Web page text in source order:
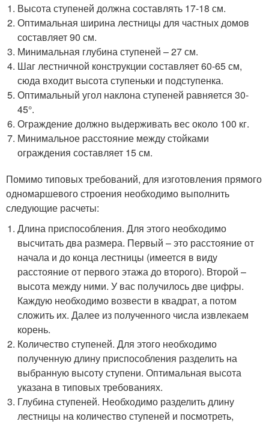
Высота ступеней должна составлять 17-18 см.
Оптимальная ширина лестницы для частных домов
составляет 90 см.
Минимальная глубина ступеней – 27 см.
Шаг лестничной конструкции составляет 60-65 см,
сюда входит высота ступеньки и подступенка.
Оптимальный угол наклона ступеней равняется 30-
45°.
Ограждение должно выдерживать вес около 100 кг.
Минимальное расстояние между стойками
ограждения составляет 15 см.
Помимо типовых требований, для изготовления прямого
одномаршевого строения необходимо выполнить
следующие расчеты:
Длина приспособления. Для этого необходимо
высчитать два размера. Первый – это расстояние от
начала и до конца лестницы (имеется в виду
расстояние от первого этажа до второго). Второй –
высота между ними. У вас получилось две цифры.
Каждую необходимо возвести в квадрат, а потом
сложить их. Далее из полученного числа извлекаем
корень.
Количество ступеней. Для этого необходимо
полученную длину приспособления разделить на
выбранную высоту ступени. Оптимальная высота
указана в типовых требованиях.
Глубина ступеней. Необходимо разделить длину
лестницы на количество ступеней и посмотреть,